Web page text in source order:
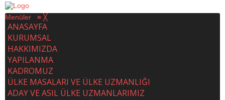
Menüler ≡ ╳
ANASAYFA
KURUMSAL
HAKKIMIZDA
YAPILANMA
KADROMUZ
ÜLKE MASALARI VE ÜLKE UZMANLIĞI
ADAY VE ASIL ÜLKE UZMANLARIMIZ